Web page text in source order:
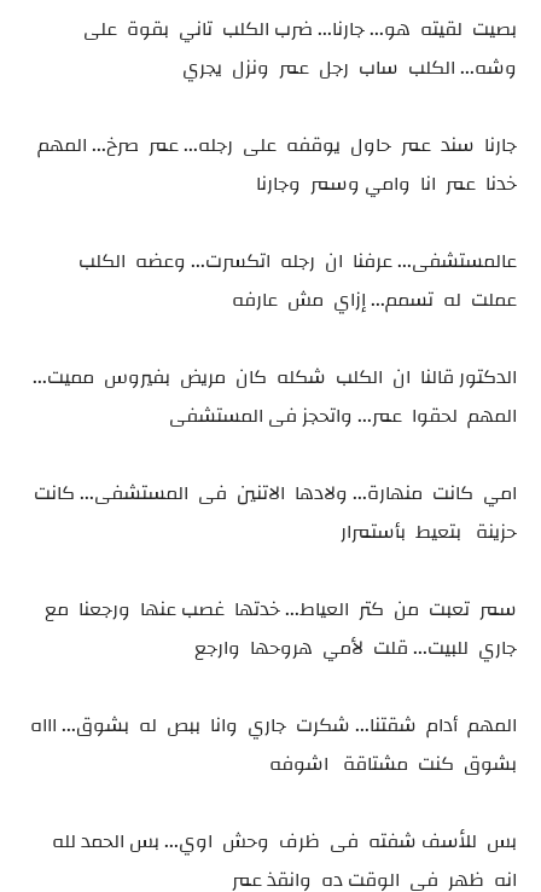
بصيت لقيته هو... جارنا... ضرب الكلب تاني بقوة على
وشه... الكلب ساب رجل عمر ونزل يجري
جارنا سند عمر حاول يوقفه على رجله... عمر صرخ... المهم
خدنا عمر انا وامي وسمر وجارنا
عالمستشفى... عرفنا ان رجله اتكسرت... وعضه الكلب
عملت له تسمم... إزاي مش عارفه
الدكتور قالنا ان الكلب شكله كان مريض بفيروس مميت...
المهم لحقوا عمر... واتحجز فى المستشفى
امي كانت منهارة... ولادها الاتنين فى المستشفى... كانت
حزينة بتعيط بأستمرار
سمر تعبت من كتر العياط... خدتها غصب عنها ورجعنا مع
جاري للبيت... قلت لأمي هروحها وارجع
المهم أدام شقتنا... شكرت جاري وانا ببص له بشوق... اااه
بشوق كنت مشتاقة اشوفه
بس للأسف شفته فى ظرف وحش اوي... بس الحمد لله
انه ظهر فى الوقت ده وانقذ عمر